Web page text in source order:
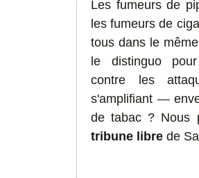
Les fumeurs de
les fumeurs de
tous dans le
le distinguo
contre les
s'amplifiant —
de tabac ? Nous
tribune libre de